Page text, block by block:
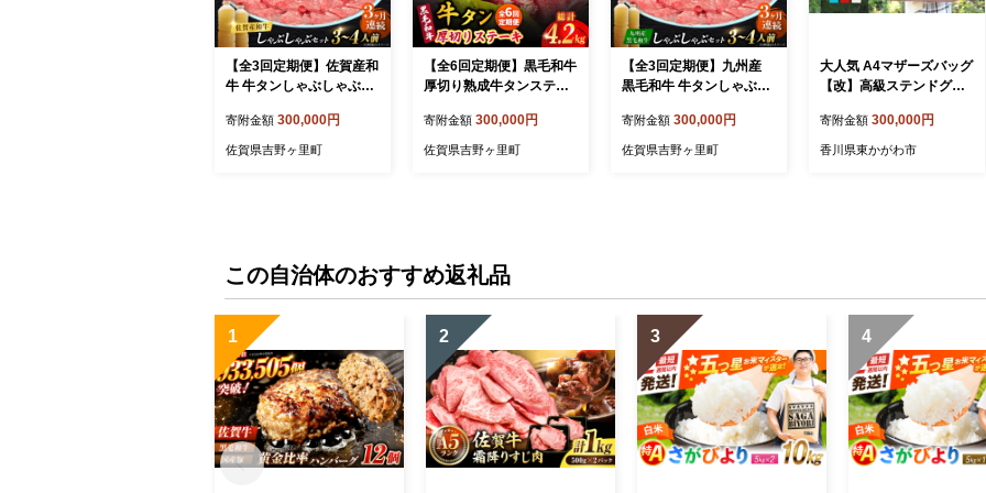
【全3回定期便】佐賀産和
牛 牛タンしゃぶしゃぶセ
里町/やきとり紋次郎 [FC
J059]
寄附金額 300,000円
佐賀県吉野ヶ里町
【全6回定期便】黒毛和牛
厚切り熟成牛タンステー
とり紋次郎 [FCJ068]
寄附金額 300,000円
佐賀県吉野ヶ里町
【全3回定期便】九州産
黒毛和牛 牛タンしゃぶし
吉野ヶ里町/やきとり紋次
郎 [FCJ072]
寄附金額 300,000円
佐賀県吉野ヶ里町
大人気 A4マザーズバッグ
【改】高級ステンドグラ
ション カバン ショルダー
バッグ
寄附金額 300,000円
香川県東かがわ市
この自治体のおすすめ返礼品
1 2 3 4